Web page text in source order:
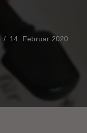
14. Februar 2020